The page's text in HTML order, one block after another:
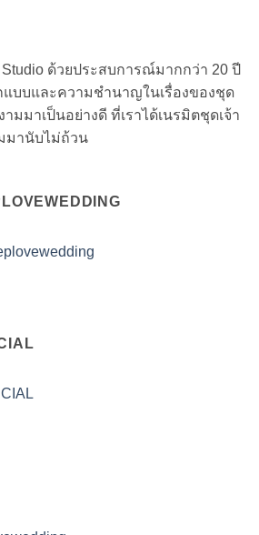
Studio ด้วยประสบการณ์มากกว่า 20 ปี
แบบและความชำนาญในเรื่องของชุด
มมาเป็นอย่างดี ที่เราได้เนรมิตชุดเจ้า
มานับไม่ถ้วน